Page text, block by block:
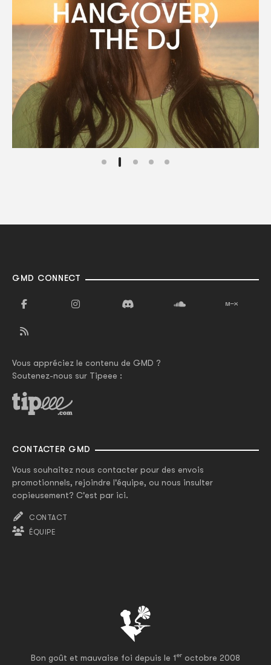
Bon goût et mauvaise foi depuis le 1er octobre 2008
GMD CONNECT
Vous appréciez le contenu de GMD ?
Soutenez-nous sur Tipeee :
CONTACTER GMD
Vous souhaitez nous contacter pour des envois
promotionnels, rejoindre l'équipe, ou nous insulter
copieusement? C'est par ici.
CONTACT
ÉQUIPE